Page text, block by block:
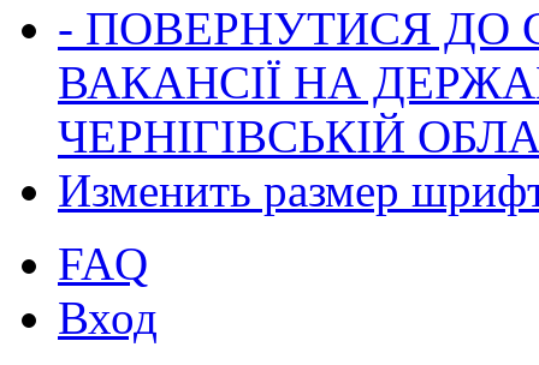
- ПОВЕРНУТИСЯ ДО
ВАКАНСІЇ НА
ЧЕРНІГІВСЬКІЙ
Изменить размер
FAQ
Вход